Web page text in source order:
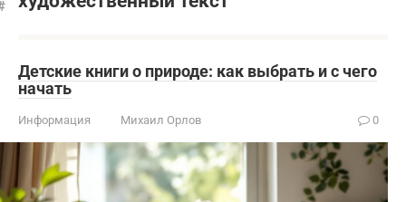
Детские книги о природе: как выбрать и с чего
начать
Информация Михаил Орлов 0